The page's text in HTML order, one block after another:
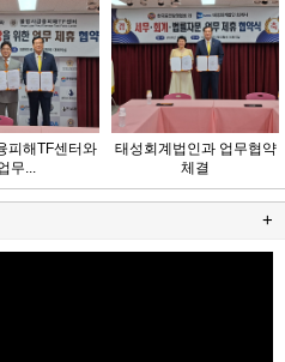
피해TF센터와
무...
태성회계법인과 업무협약
체결
+